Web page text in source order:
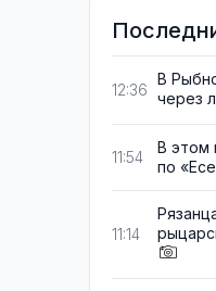
12:36
В
через
11:54
В этом
по
11:14